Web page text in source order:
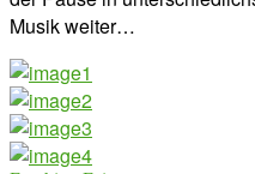
Musik weiter…